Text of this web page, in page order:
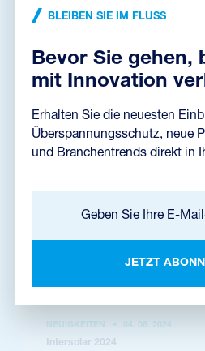
NEUIGKEITEN • 04. 06. 2024
Intersolar 2024
BLEIBEN SIE IM FLUSS
Bevor Sie gehen,
mit Innovation
Erhalten Sie die neuesten
Überspannungsschutz, neue
und Branchentrends direkt in
Geben Sie Ihre E-
JETZT